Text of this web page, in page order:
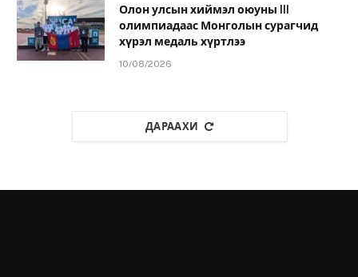
Олон улсын хиймэл оюуны III
олимпиадаас Монголын сурагчид
хүрэл медаль хүртлээ
10/08/2026
ДАРААХИ